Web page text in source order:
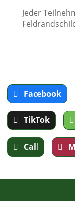
Jeder
Facebook
TikTok
Call